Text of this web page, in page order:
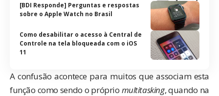
[BDI Responde] Perguntas e respostas
sobre o Apple Watch no Brasil
Como desabilitar o acesso à Central de
Controle na tela bloqueada com o iOS
11
A confusão acontece para muitos que associam esta
função como sendo o próprio multitasking, quando na